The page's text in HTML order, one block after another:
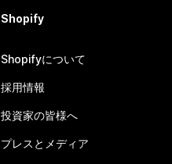
Shopify
Shopifyについて
採用情報
投資家の皆様へ
プレスとメディア